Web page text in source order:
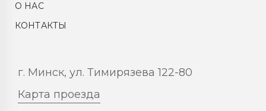
О НАС
КОНТАКТЫ
г. Минск, ул. Тимирязева 122-80
Карта проезда